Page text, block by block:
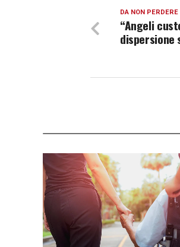
DA NON PERDERE
“Angeli
dispersione